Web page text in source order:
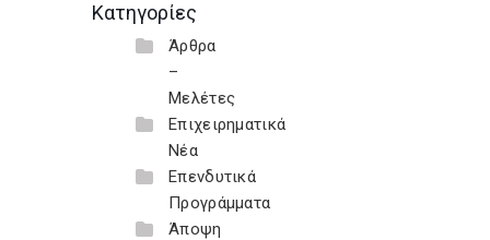
Κατηγορίες
Άρθρα
–
Μελέτες
Επιχειρηματικά
Νέα
Επενδυτικά
Προγράμματα
Άποψη